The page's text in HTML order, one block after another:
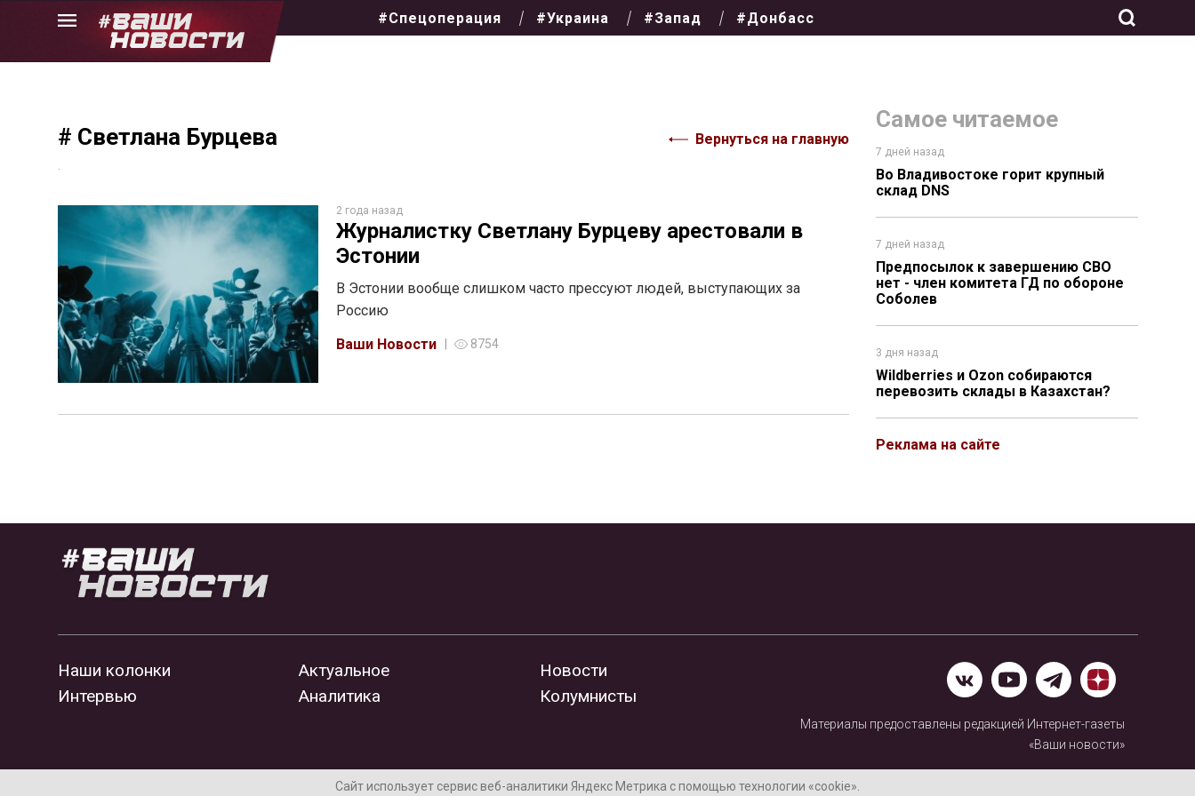
Skip
#Спецоперация #Украина #Запад #Донбасс
# Светлана Бурцева Вернуться на главную
2 года назад
Журналистку Светлану Бурцеву арестовали в
Эстонии
В Эстонии вообще слишком часто прессуют людей, выступающих за
Россию
Ваши Новости
8754
Самое читаемое
7 дней назад
Во Владивостоке горит крупный
склад DNS
7 дней назад
Предпосылок к завершению СВО
нет - член комитета ГД по обороне
Соболев
3 дня назад
Wildberries и Ozon собираются
перевозить склады в Казахстан?
Реклама на сайте
Наши колонки
Интервью
Актуальное
Аналитика
Новости
Колумнисты
Материалы предоставлены редакцией Интернет-газеты
«Ваши новости»
Нашли ошибку? Выделите ее и нажмите Ctrl+Enter
Сайт использует сервис веб-аналитики Яндекс Метрика с помощью технологии «cookie».